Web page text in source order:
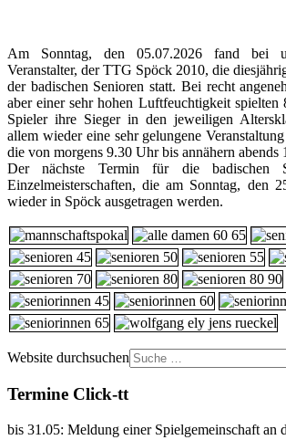
Am Sonntag, den 05.07.2026 fand bei
Veranstalter, der TTG Spöck 2010, die
der badischen Senioren statt. Bei recht
aber einer sehr hohen Luftfeuchtigkeit spielten
Spieler ihre Sieger in den jeweiligen
allem wieder eine sehr gelungene
die von morgens 9.30 Uhr bis annähern abends
Der nächste Termin für die badischen
Einzelmeisterschaften, die am Sonntag, den
wieder in Spöck ausgetragen werden.
Website durchsuchen
Termine Click-tt
bis 31.05: Meldung einer Spielgemeinschaft an